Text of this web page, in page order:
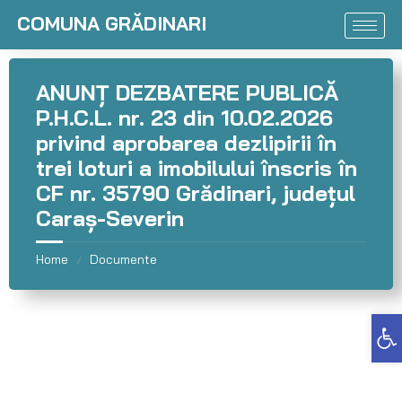
Deschide bara de unelte
COMUNA GRĂDINARI
ANUNȚ DEZBATERE PUBLICĂ
P.H.C.L. nr. 23 din 10.02.2026
privind aprobarea dezlipirii în
trei loturi a imobilului înscris în
CF nr. 35790 Grădinari, judeţul
Caraș-Severin
Home / Documente